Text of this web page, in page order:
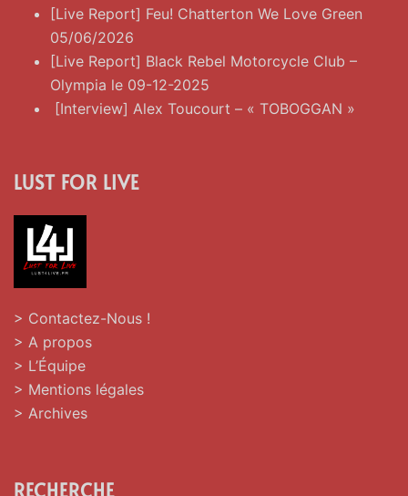
[Live Report] Feu! Chatterton We Love Green
05/06/2026
[Live Report] Black Rebel Motorcycle Club –
Olympia le 09-12-2025
[Interview] Alex Toucourt – « TOBOGGAN »
LUST FOR LIVE
> Contactez-Nous !
> A propos
> L’Équipe
> Mentions légales
> Archives
RECHERCHE